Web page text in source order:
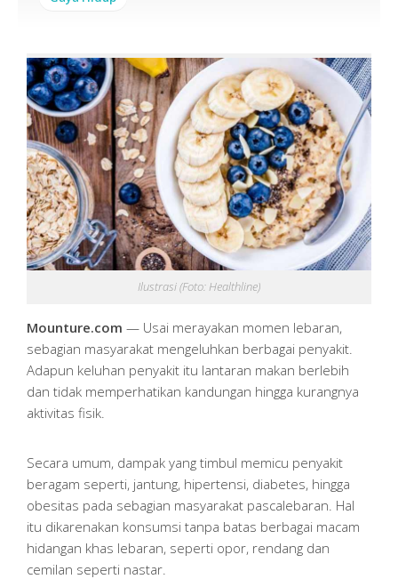
Ilustrasi (Foto: Healthline)
Mounture.com — Usai merayakan momen lebaran,
sebagian masyarakat mengeluhkan berbagai penyakit.
Adapun keluhan penyakit itu lantaran makan berlebih
dan tidak memperhatikan kandungan hingga kurangnya
aktivitas fisik.
Secara umum, dampak yang timbul memicu penyakit
beragam seperti, jantung, hipertensi, diabetes, hingga
obesitas pada sebagian masyarakat pascalebaran. Hal
itu dikarenakan konsumsi tanpa batas berbagai macam
hidangan khas lebaran, seperti opor, rendang dan
cemilan seperti nastar.